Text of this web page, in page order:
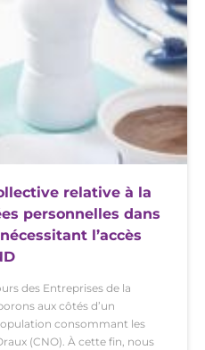
relative à la
personnelles dans
l’accès
des Entreprises de la
aux côtés d’un
consommant les
(CNO). À cette fin, nous